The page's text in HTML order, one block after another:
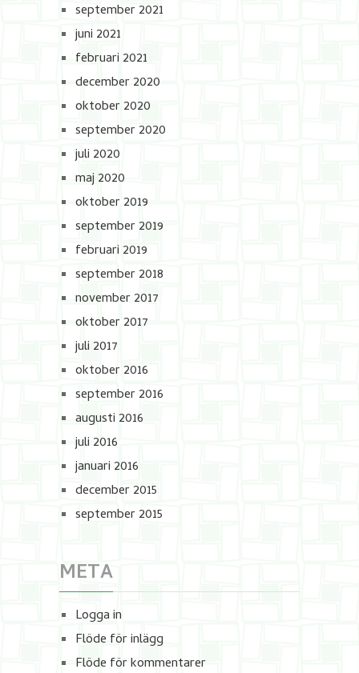
september 2021
juni 2021
februari 2021
december 2020
oktober 2020
september 2020
juli 2020
maj 2020
oktober 2019
september 2019
februari 2019
september 2018
november 2017
oktober 2017
juli 2017
oktober 2016
september 2016
augusti 2016
juli 2016
januari 2016
december 2015
september 2015
META
Logga in
Flöde för inlägg
Flöde för kommentarer